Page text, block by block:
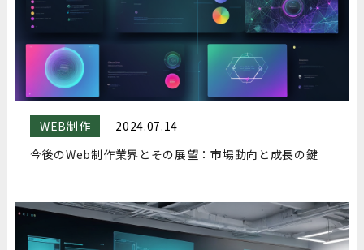
WEB制作
2024.07.14
今後のWeb制作業界とその展望：市場動向と成長の鍵